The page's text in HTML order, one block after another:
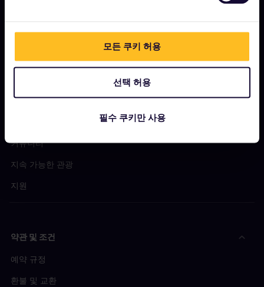
모든 쿠키 허용
선택 허용
필수 쿠키만 사용
시작하기
패스 이용 방법
커뮤니티
지속 가능한 관광
지원
약관 및 조건
예약 규정
환불 및 교환